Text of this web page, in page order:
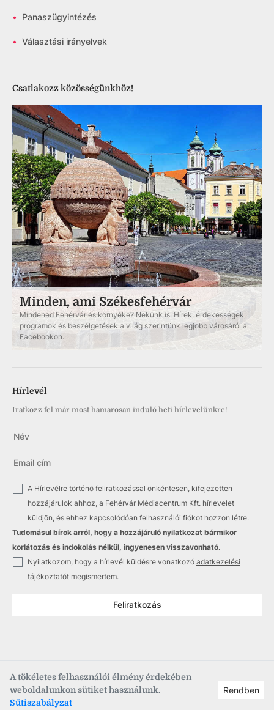
A tökéletes felhasználói élmény érdekében
weboldalunkon sütiket használunk.
Sütiszabályzat
Rendben
• Panaszügyintézés
• Választási irányelvek
Csatlakozz közösségünkhöz!
Minden, ami Székesfehérvár
Mindened Fehérvár és környéke? Nekünk is. Hírek, érdekességek,
programok és beszélgetések a világ szerintünk legjobb városáról a
Facebookon.
Hírlevél
Iratkozz fel már most hamarosan induló heti hírlevelünkre!
✓
A Hírlevélre történő feliratkozással önkéntesen, kifejezetten
hozzájárulok ahhoz, a Fehérvár Médiacentrum Kft. hírlevelet
küldjön, és ehhez kapcsolódóan felhasználói fiókot hozzon létre.
Tudomásul bírok arról, hogy a hozzájáruló nyilatkozat bármikor
korlátozás és indokolás nélkül, ingyenesen visszavonható.
✓ Nyilatkozom, hogy a hírlevél küldésre vonatkozó adatkezelési
tájékoztatót megismertem.
Feliratkozás
Copyright © 2021–2026 Fehérvár Médiacentrum, fmc.hu